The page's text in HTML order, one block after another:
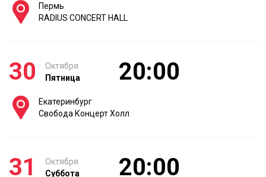
Пермь
RADIUS CONCERT HALL
30
Октября
Пятница
20:00
Екатеринбург
Свобода Концерт Холл
31
Октября
Суббота
20:00